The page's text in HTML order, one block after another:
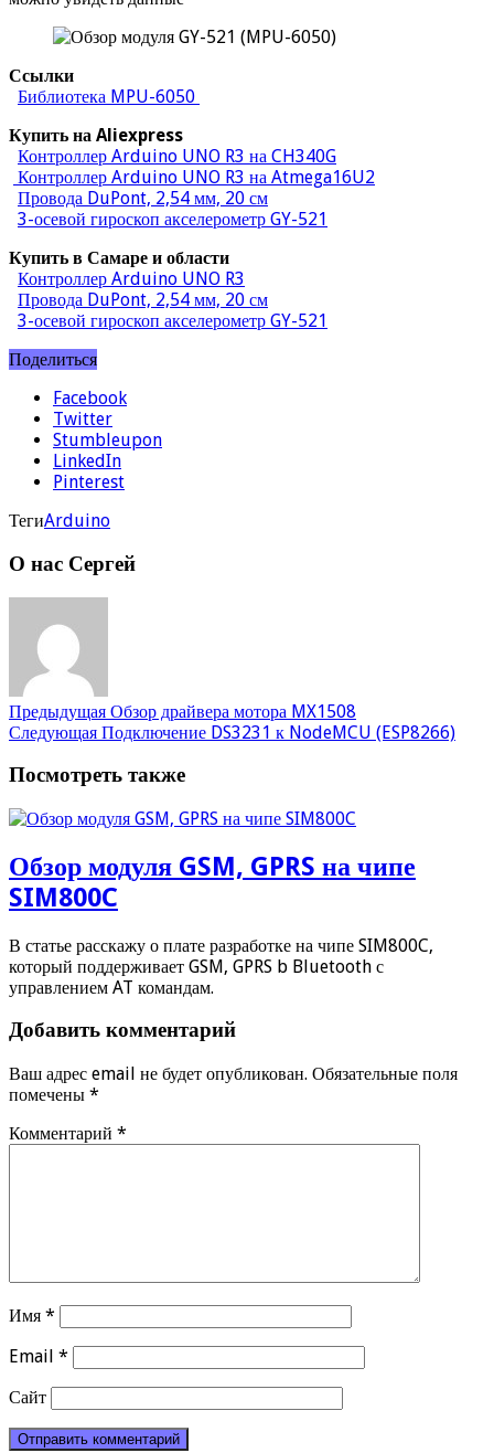
Ссылки
Библиотека MPU-6050
Купить на Aliexpress
Контроллер Arduino UNO R3 на CH340G
Контроллер Arduino UNO R3 на Atmega16U2
Провода DuPont, 2,54 мм, 20 см
3-осевой гироскоп акселерометр GY-521
Купить в Самаре и области
Контроллер Arduino UNO R3
Провода DuPont, 2,54 мм, 20 см
3-осевой гироскоп акселерометр GY-521
Поделиться
Facebook
Twitter
Stumbleupon
LinkedIn
Pinterest
ТегиArduino
О нас Сергей
Предыдущая Обзор драйвера мотора MX1508
Следующая Подключение DS3231 к NodeMCU (ESP8266)
Посмотреть также
Обзор модуля GSM, GPRS на чипе
SIM800C
В статье расскажу о плате разработке на чипе SIM800C,
который поддерживает GSM, GPRS b Bluetooth с
управлением AT командам.
Добавить комментарий
Ваш адрес email не будет опубликован. Обязательные поля
помечены *
Комментарий *
Имя *
Email *
Сайт